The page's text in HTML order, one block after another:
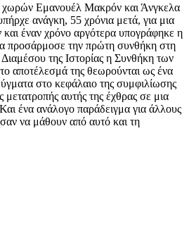
χωρών Εμανουέλ Μακρόν και Άνγκελα
ανάγκη, 55 χρόνια μετά, για μια
έναν χρόνο αργότερα υπογράφηκε η
προσάρμοσε την πρώτη συνθήκη στη
της Ιστορίας η Συνθήκη των
αποτέλεσμά της θεωρούνται ως ένα
στο κεφάλαιο της συμφιλίωσης
αυτής της έχθρας σε μια
ένα ανάλογο παράδειγμα για άλλους
να μάθουν από αυτό και τη